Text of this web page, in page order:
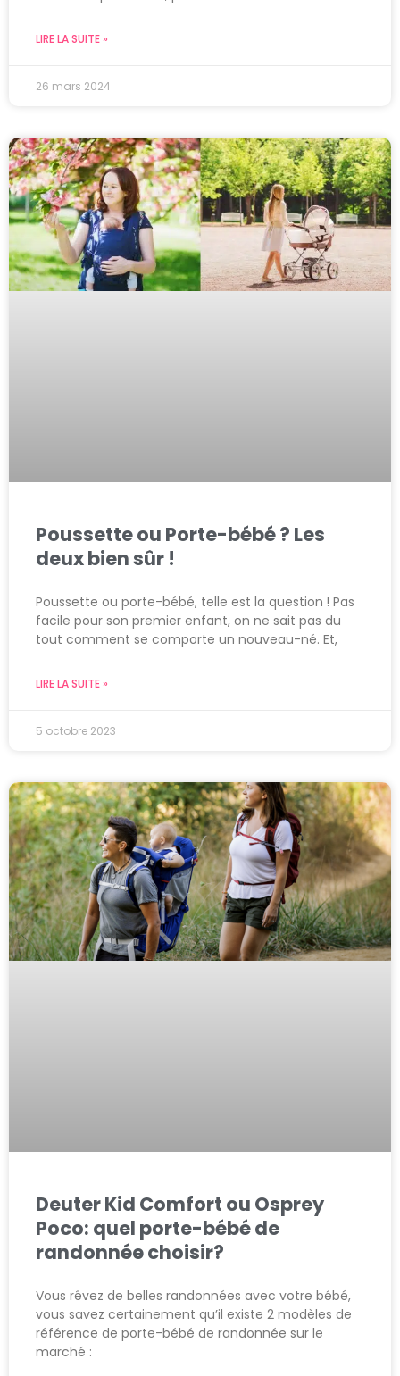
LIRE LA SUITE »
26 mars 2024
Poussette ou Porte-bébé ? Les
deux bien sûr !
Poussette ou porte-bébé, telle est la question ! Pas
facile pour son premier enfant, on ne sait pas du
tout comment se comporte un nouveau-né. Et,
LIRE LA SUITE »
5 octobre 2023
Deuter Kid Comfort ou Osprey
Poco: quel porte-bébé de
randonnée choisir?
Vous rêvez de belles randonnées avec votre bébé,
vous savez certainement qu’il existe 2 modèles de
référence de porte-bébé de randonnée sur le
marché :